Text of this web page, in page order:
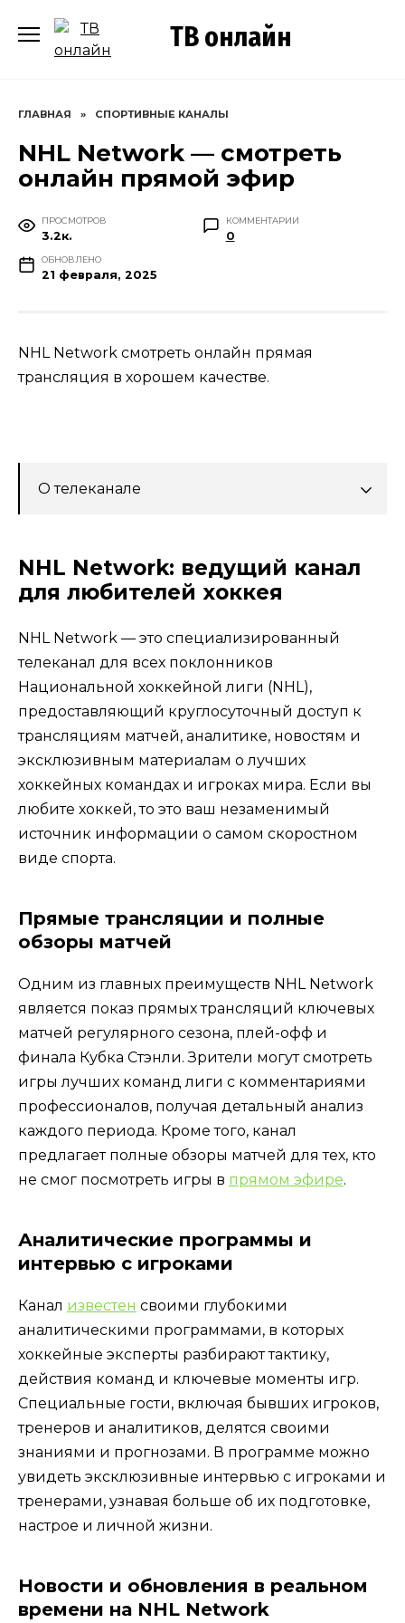
содержанию
ТВ онлайн
ГЛАВНАЯ » СПОРТИВНЫЕ КАНАЛЫ
NHL Network — смотреть
онлайн прямой эфир
ПРОСМОТРОВ
3.2к.
КОММЕНТАРИИ
0
ОБНОВЛЕНО
21 февраля, 2025
NHL Network смотреть онлайн прямая
трансляция в хорошем качестве.
О телеканале
NHL Network: ведущий канал
для любителей хоккея
NHL Network — это специализированный
телеканал для всех поклонников
Национальной хоккейной лиги (NHL),
предоставляющий круглосуточный доступ к
трансляциям матчей, аналитике, новостям и
эксклюзивным материалам о лучших
хоккейных командах и игроках мира. Если вы
любите хоккей, то это ваш незаменимый
источник информации о самом скоростном
виде спорта.
Прямые трансляции и полные
обзоры матчей
Одним из главных преимуществ NHL Network
является показ прямых трансляций ключевых
матчей регулярного сезона, плей-офф и
финала Кубка Стэнли. Зрители могут смотреть
игры лучших команд лиги с комментариями
профессионалов, получая детальный анализ
каждого периода. Кроме того, канал
предлагает полные обзоры матчей для тех, кто
не смог посмотреть игры в прямом эфире.
Аналитические программы и
интервью с игроками
Канал известен своими глубокими
аналитическими программами, в которых
хоккейные эксперты разбирают тактику,
действия команд и ключевые моменты игр.
Специальные гости, включая бывших игроков,
тренеров и аналитиков, делятся своими
знаниями и прогнозами. В программе можно
увидеть эксклюзивные интервью с игроками и
тренерами, узнавая больше об их подготовке,
настрое и личной жизни.
Новости и обновления в реальном
времени на NHL Network